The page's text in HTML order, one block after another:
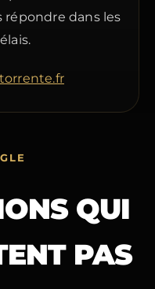
répondre dans les
QUI
PAS